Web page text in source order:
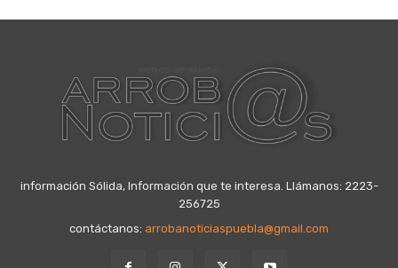
información Sólida, Información que te interesa. Llámanos: 2223-
256725
contáctanos: arrobanoticiaspuebla@gmail.com